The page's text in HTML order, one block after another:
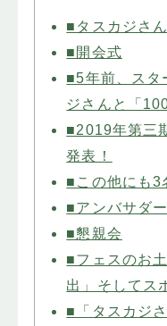
■タスカジさ
■開会式
■5年前、スタ
ジさんと「
■2019年第三
発表！
■この他にも3
■アンバサダ
■懇親会
■フェスのお
出」そしてス
■「タスカジ